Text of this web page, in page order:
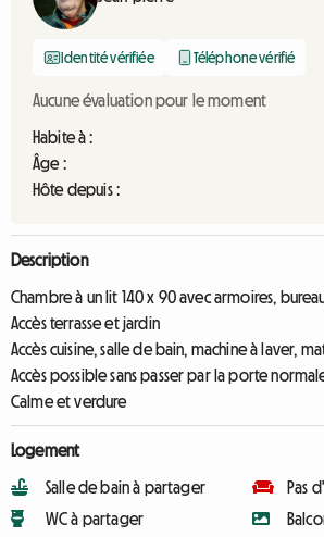
Identité vérifiée Téléphone vérifié
Aucune évaluation pour le moment
Habite à :
Âge :
Hôte depuis :
Description
Chambre à un lit 140 x 90 avec armoires,
Accès terrasse et jardin
Accès cuisine, salle de bain, machine à laver,
Accès possible sans passer par la porte
Calme et verdure
Logement
Salle de bain à partager
WC à partager
Pas